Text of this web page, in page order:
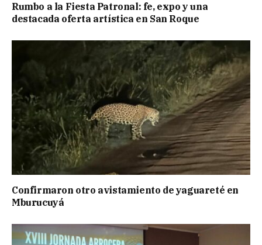
Rumbo a la Fiesta Patronal: fe, expo y una
destacada oferta artística en San Roque
Confirmaron otro avistamiento de yaguareté en
Mburucuyá